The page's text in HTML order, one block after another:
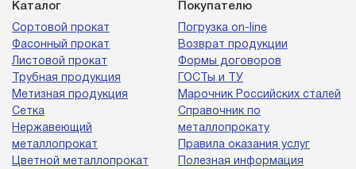
Каталог
Сортовой прокат
Фасонный прокат
Листовой прокат
Трубная продукция
Метизная продукция
Сетка
Нержавеющий
металлопрокат
Цветной металлопрокат
Покупателю
Погрузка on-line
Возврат продукции
Формы договоров
ГОСТы и ТУ
Марочник Российских сталей
Справочник по
металлопрокату
Правила оказания услуг
Полезная информация